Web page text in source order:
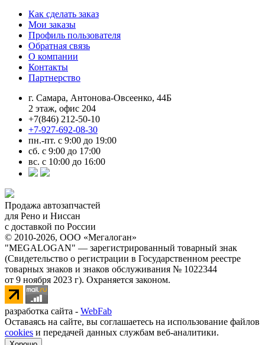
Как сделать заказ
Мои заказы
Профиль пользователя
Обратная связь
О компании
Контакты
Партнерство
г. Самара, Антонова-Овсеенко, 44Б
2 этаж, офис 204
+7(846) 212-50-10
+7-927-692-08-30
пн.-пт. с 9:00 до 19:00
сб. с 9:00 до 17:00
вс. с 10:00 до 16:00
Продажа автозапчастей
для Рено и Ниссан
с доставкой по России
© 2010-2026, ООО «Мегалоган»
"MEGALOGAN" — зарегистрированный товарный знак
(Свидетельство о регистрации в Государственном реестре
товарных знаков и знаков обслуживания № 1022344
от 9 ноября 2023 г). Охраняется законом.
разработка сайта - WebFab
Оставаясь на сайте, вы соглашаетесь на использование файлов
cookies и передачей данных службам веб-аналитики.